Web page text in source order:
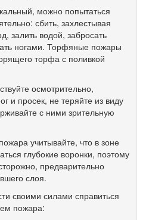
можно попытаться
сбить, захлестывая
залить водой, забросать
ногами. Торфяные пожары
торфа с поливкой
осмотрительно,
и просек, не теряйте из виду
с ними зрительную
учитывайте, что в зоне
глубокие воронки, поэтому
предварительно
слоя.
своими силами справиться
пожара: